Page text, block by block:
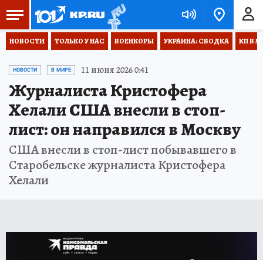
НОВОСТИ ТОЛЬКО У НАС ВОЕНКОРЫ УКРАИНА: СВОДКА КП В
НОВОСТИ В МИРЕ 11 июня 2026 0:41
Журналиста Кристофера
Хелали США внесли в стоп-
лист: он направился в Москву
США внесли в стоп-лист побывавшего в
Старобельске журналиста Кристофера
Хелали